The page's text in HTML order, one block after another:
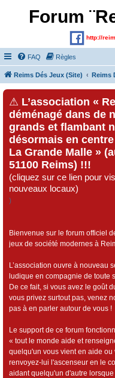
Forum
http://
FAQ Règles
Reims Dés Jeux (Site) Reims
⚠ L’association «
déménagé dans de
grands et flambant
désormais en
La Grande Malle »
51100 Reims) !!!
(cliquez sur ce lien pour
nouveaux locaux)
)
Bienvenue sur le forum officiel
jeux de société modernes à
L’association ouvre à nouveau
ludique en compagnie de toute
De ce fait, si vous avez le goût
vous privez surtout pas, venez
pas à en parler autour de vous !
Le support de ce forum
« tout le monde aide et
quelqu'un vous vient en aide
renvoyez-lui l'ascenseur en le
aidant quelqu'un d'autre